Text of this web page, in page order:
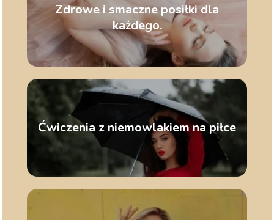
Zdrowe i smaczne posiłki dla
każdego.
Ćwiczenia z niemowlakiem na piłce